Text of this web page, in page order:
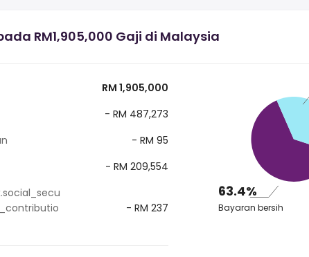
RM1,905,000 Gaji di Malaysia
RM 1,905,000
- RM 487,273
- RM 95
- RM 209,554
- RM 237
63.4%
Bayaran bersih